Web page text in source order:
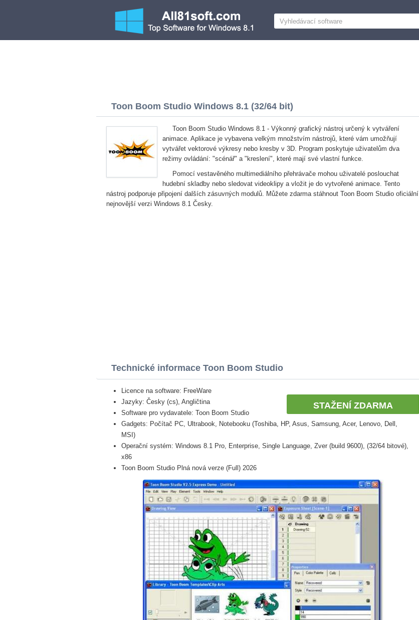
Toon Boom Studio Windows 8.1 (32/64 bit)
Toon Boom Studio Windows 8.1 - Výkonný grafický nástroj určený k vytváření
animace. Aplikace je vybavena velkým množstvím nástrojů, které vám umožňují
vytvářet vektorové výkresy nebo kresby v 3D. Program poskytuje uživatelům dva
režimy ovládání: "scénář" a "kreslení", které mají své vlastní funkce.
Pomocí vestavěného multimediálního přehrávače mohou uživatelé poslouchat
hudební skladby nebo sledovat videoklipy a vložit je do vytvořené animace. Tento
nástroj podporuje připojení dalších zásuvných modulů. Můžete zdarma stáhnout Toon Boom Studio oficiální
nejnovější verzi Windows 8.1 Česky.
Technické informace Toon Boom Studio
STAŽENÍ ZDARMA
Licence na software: FreeWare
Jazyky: Česky (cs), Angličtina
Software pro vydavatele: Toon Boom Studio
Gadgets: Počítač PC, Ultrabook, Notebooku (Toshiba, HP, Asus, Samsung, Acer, Lenovo, Dell,
MSI)
Operační systém: Windows 8.1 Pro, Enterprise, Single Language, Zver (build 9600), (32/64 bitové),
x86
Toon Boom Studio Plná nová verze (Full) 2026